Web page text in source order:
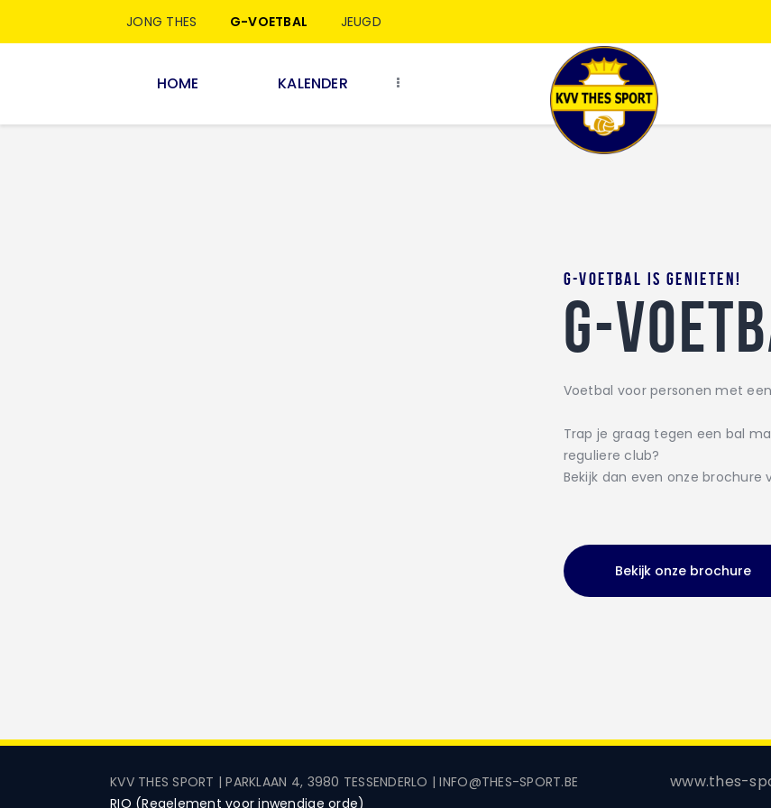
JONG THES G-VOETBAL JEUGD
HOME KALENDER
G-VOETBAL
G-voetbal is genieten!
G-
Voetbal voor personen met
Trap je graag tegen een bal
reguliere club?
Bekijk dan even onze brochure
Bekijk onze brochure
KVV THES SPORT | PARKLAAN 4, 3980 TESSENDERLO | INFO@THES-SPORT.BE
RIO (Regelement voor inwendige orde)
www.thes-